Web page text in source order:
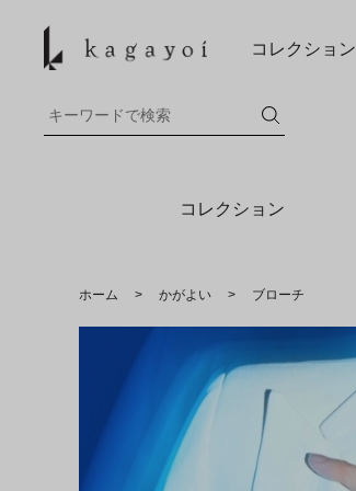
コレクション
コレクション
ホーム > かがよい > ブローチ